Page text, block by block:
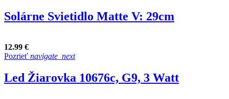
Solárne Svietidlo Matte V: 29cm
12.99 €
Pozrieť navigate_next
Led Žiarovka 10676c, G9, 3 Watt